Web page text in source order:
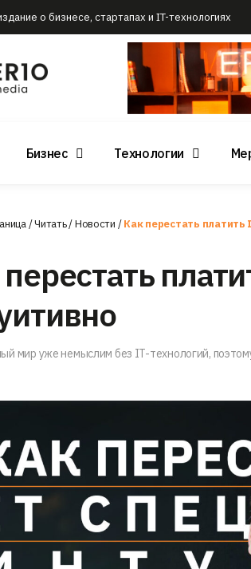
о бизнесе, стартапах и IT-технологиях
Бизнес Технологии
/Читать/Новости /Как перестать
мир уже немыслим без IT-технологий,